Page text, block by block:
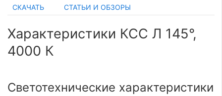
СКАЧАТЬ
СТАТЬИ И ОБЗОРЫ
Характеристики КСС Л 145°,
4000 К
Светотехнические характеристики